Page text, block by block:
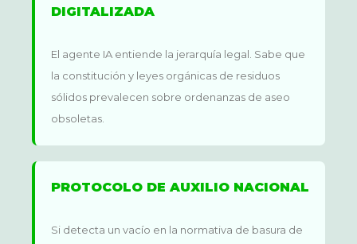
DIGITALIZADA
El agente IA entiende la jerarquía legal. Sabe que
la constitución y leyes orgánicas de residuos
sólidos prevalecen sobre ordenanzas de aseo
obsoletas.
PROTOCOLO DE AUXILIO NACIONAL
Si detecta un vacío en la normativa de basura de